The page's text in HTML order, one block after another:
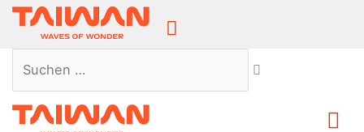
Above
Suchen …